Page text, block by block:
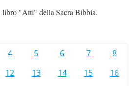
libro "Atti" della Sacra Bibbia.
4 5 6 7
8
12 13 14 15
16